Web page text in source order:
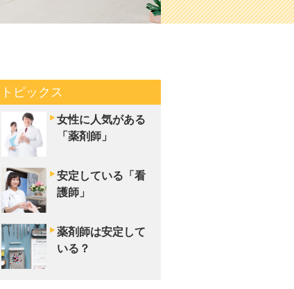
トピックス
女性に人気がある
「薬剤師」
安定している「看
護師」
薬剤師は安定して
いる？